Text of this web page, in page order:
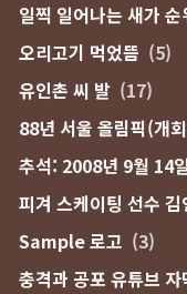
일찍 일어나는 새가
오리고기 먹었뜸 (5)
유인촌 씨 발 (17)
88년 서울 올림픽(개
추석: 2008년 9월 14일
피겨 스케이팅 선수
Sample 로고 (3)
충격과 공포 유튜브